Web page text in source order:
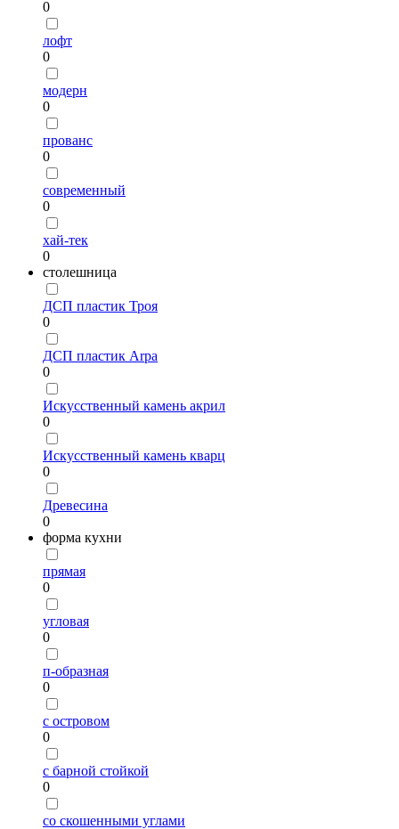
0
лофт
0
модерн
0
прованс
0
современный
0
хай-тек
0
столешница
ДСП пластик Троя
0
ДСП пластик Arpa
0
Искусственный камень акрил
0
Искусственный камень кварц
0
Древесина
0
форма кухни
прямая
0
угловая
0
п-образная
0
с островом
0
с барной стойкой
0
со скошенными углами